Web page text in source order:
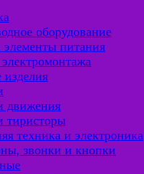
оборудование
питания
изделия
движения
тиристоры
техника и электроника
звонки и кнопки